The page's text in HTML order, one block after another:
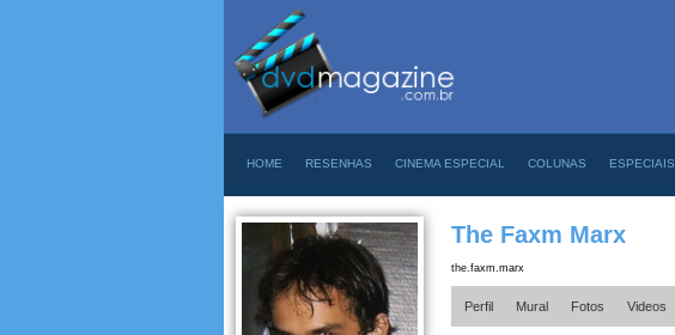
HOME RESENHAS CINEMA ESPECIAL COLUNAS ESPECIAIS
The Faxm Marx
the.faxm.marx
Perfil Mural Fotos Videos